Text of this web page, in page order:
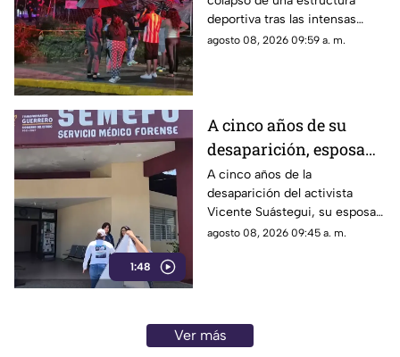
lesionados
deportiva tras las intensas
precipitaciones y el reporte de
agosto 08, 2026 09:59 a. m.
1:48
A cinco años de su
desaparición, esposa
de Vicente Suástegui
acude al Semefo en
Chilpancingo
A cinco años de la
desaparición del activista
Vicente Suástegui, su esposa
acudió al Semefo de
agosto 08, 2026 09:45 a. m.
Ver más